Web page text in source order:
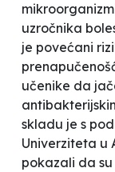
uzročnika
je povećani
učenike da
skladu je s
Univerziteta u
pokazali da